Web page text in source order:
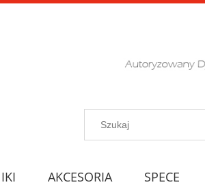
AKCESORIA SPECE